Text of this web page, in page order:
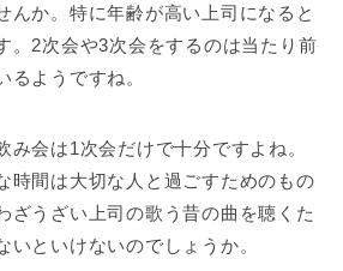
んか。特に年齢が高い上司になると
。2次会や3次会をするのは当たり前
るようですね。
み会は1次会だけで十分ですよね。
時間は大切な人と過ごすためのもの
ざうざい上司の歌う昔の曲を聴くた
いといけないのでしょうか。